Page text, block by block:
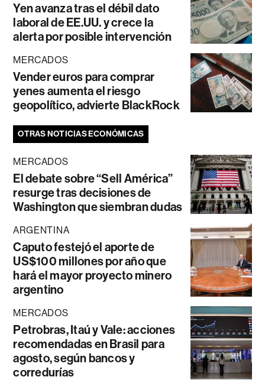
Yen avanza tras el débil dato
laboral de EE.UU. y crece la
alerta por posible intervención
MERCADOS
Vender euros para comprar
yenes aumenta el riesgo
geopolítico, advierte BlackRock
OTRAS NOTICIAS ECONÓMICAS
MERCADOS
El debate sobre “Sell América”
resurge tras decisiones de
Washington que siembran dudas
ARGENTINA
Caputo festejó el aporte de
US$100 millones por año que
hará el mayor proyecto minero
argentino
MERCADOS
Petrobras, Itaú y Vale: acciones
recomendadas en Brasil para
agosto, según bancos y
corredurías